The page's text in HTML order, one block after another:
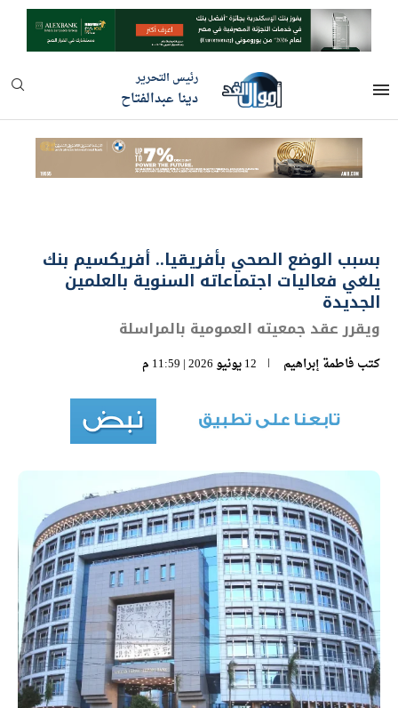
رئيس التحرير
دينا عبدالفتاح
بسبب الوضع الصحي بأفريقيا.. أفريكسيم بنك
يلغي فعاليات اجتماعاته السنوية بالعلمين
الجديدة
ويقرر عقد جمعيته العمومية بالمراسلة
كتب فاطمة إبراهيم 12 يونيو 2026 | 11:59 م